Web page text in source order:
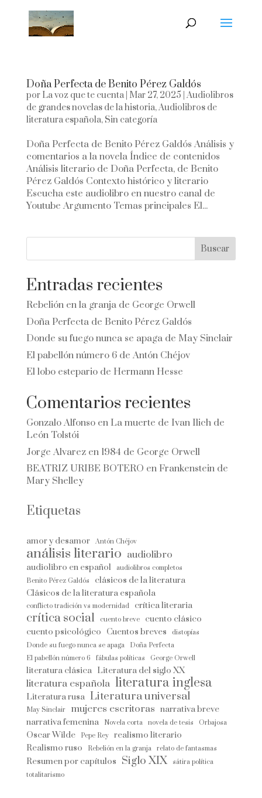
Doña Perfecta de Benito Pérez Galdós
por La voz que te cuenta| Mar 27, 2025 |Audiolibros
de grandes novelas de la historia,Audiolibros de
literatura española, Sin categoría
Doña Perfecta de Benito Pérez Galdós Análisis y
comentarios a la novela Índice de contenidos
Análisis literario de Doña Perfecta, de Benito
Pérez Galdós Contexto histórico y literario
Escucha este audiolibro en nuestro canal de
Youtube Argumento Temas principales El...
Buscar
Entradas recientes
Rebelión en la granja de George Orwell
Doña Perfecta de Benito Pérez Galdós
Donde su fuego nunca se apaga de May Sinclair
El pabellón número 6 de Antón Chéjov
El lobo estepario de Hermann Hesse
Comentarios recientes
Gonzalo Alfonsoen La muerte de Ivan Ilich de
León Tolstói
Jorge Alvarezen 1984 de George Orwell
BEATRIZ URIBE BOTERO en Frankenstein de
Mary Shelley
Etiquetas
amor y desamor Antón Chéjov
análisis literario audiolibro
audiolibro en español
audiolibros completos
Benito Pérez Galdós
clásicos de la literatura
Clásicos de la literatura española
conflicto tradición vs modernidad crítica literaria
crítica social cuento breve
cuento clásico
cuento psicológico Cuentos breves
distopías
Donde su fuego nunca se apaga
Doña Perfecta
El pabellón número 6
fábulas políticas George Orwell
literatura clásica Literatura del siglo XX
literatura española literatura inglesa
Literatura rusa Literatura universal
May Sinclair mujeres escritoras narrativa breve
narrativa femenina
Novela corta novela de tesis Orbajosa
Oscar Wilde Pepe Rey
realismo literario
Realismo ruso
Rebelión en la granja relato de fantasmas
Resumen por capítulos Siglo XIX
sátira política
totalitarismo